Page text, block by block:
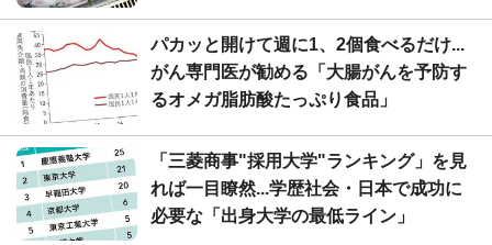
パカッと開けて週に1、2個食べるだけ...
がん専門医が勧める「大腸がんを予防す
るオメガ脂肪酸たっぷり食品」
「三菱商事"採用大学"ランキング」を見
れば一目瞭然...学歴社会・日本で成功に
必要な「出身大学の最低ライン」